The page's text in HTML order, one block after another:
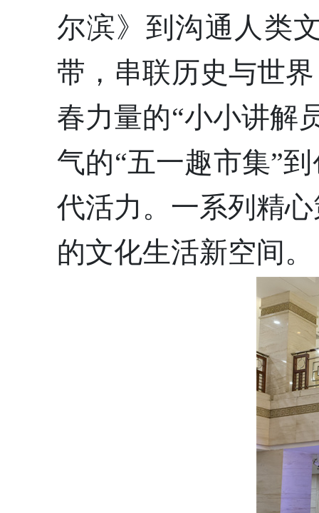
尔滨》到沟通人类
带，串联历史与世
春力量的“小小讲解
气的“五一趣市集”
代活力。一系列精
的文化生活新空间。